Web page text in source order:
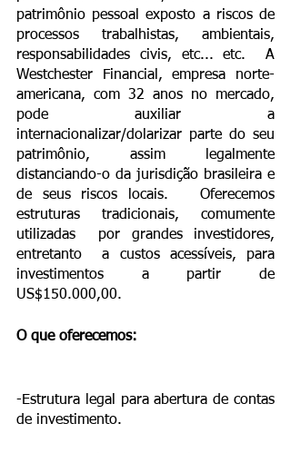
patrimônio pessoal exposto a riscos de
processos trabalhistas, ambientais,
responsabilidades civis, etc... etc.  A
Westchester Financial, empresa norte-
americana, com 32 anos no mercado,
pode auxiliar a
internacionalizar/dolarizar parte do seu
patrimônio, assim legalmente
distanciando-o da jurisdição brasileira e
de seus riscos locais.   Oferecemos
estruturas tradicionais, comumente
utilizadas  por grandes investidores,
entretanto  a custos acessíveis, para
investimentos a partir de
US$150.000,00.
O que oferecemos:
-Estrutura legal para abertura de contas
de investimento.